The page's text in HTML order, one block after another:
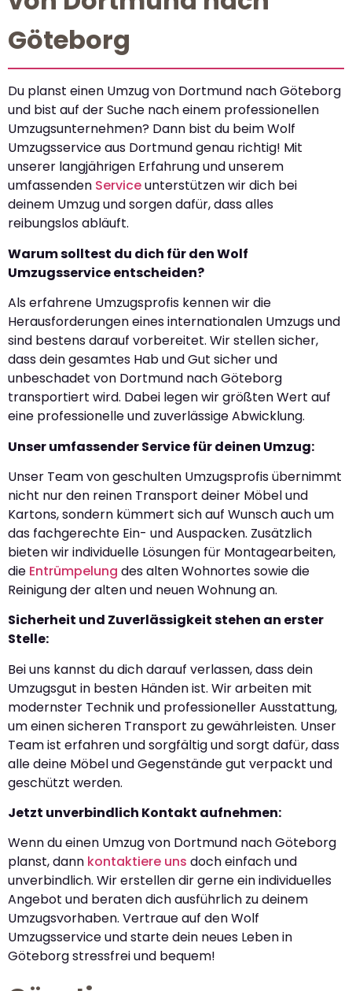
Göteborg
Du planst einen Umzug von Dortmund nach Göteborg
und bist auf der Suche nach einem professionellen
Umzugsunternehmen? Dann bist du beim Wolf
Umzugsservice aus Dortmund genau richtig! Mit
unserer langjährigen Erfahrung und unserem
umfassenden Serviceunterstützen wir dich bei
deinem Umzug und sorgen dafür, dass alles
reibungslos abläuft.
Warum solltest du dich für den Wolf
Umzugsservice entscheiden?
Als erfahrene Umzugsprofis kennen wir die
Herausforderungen eines internationalen Umzugs und
sind bestens darauf vorbereitet. Wir stellen sicher,
dass dein gesamtes Hab und Gut sicher und
unbeschadet von Dortmund nach Göteborg
transportiert wird. Dabei legen wir größten Wert auf
eine professionelle und zuverlässige Abwicklung.
Unser umfassender Service für deinen Umzug:
Unser Team von geschulten Umzugsprofis übernimmt
nicht nur den reinen Transport deiner Möbel und
Kartons, sondern kümmert sich auf Wunsch auch um
das fachgerechte Ein- und Auspacken. Zusätzlich
bieten wir individuelle Lösungen für Montagearbeiten,
die Entrümpelung des alten Wohnortes sowie die
Reinigung der alten und neuen Wohnung an.
Sicherheit und Zuverlässigkeit stehen an erster
Stelle:
Bei uns kannst du dich darauf verlassen, dass dein
Umzugsgut in besten Händen ist. Wir arbeiten mit
modernster Technik und professioneller Ausstattung,
um einen sicheren Transport zu gewährleisten. Unser
Team ist erfahren und sorgfältig und sorgt dafür, dass
alle deine Möbel und Gegenstände gut verpackt und
geschützt werden.
Jetzt unverbindlich Kontakt aufnehmen:
Wenn du einen Umzug von Dortmund nach Göteborg
planst, dann kontaktiere uns doch einfach und
unverbindlich. Wir erstellen dir gerne ein individuelles
Angebot und beraten dich ausführlich zu deinem
Umzugsvorhaben. Vertraue auf den Wolf
Umzugsservice und starte dein neues Leben in
Göteborg stressfrei und bequem!